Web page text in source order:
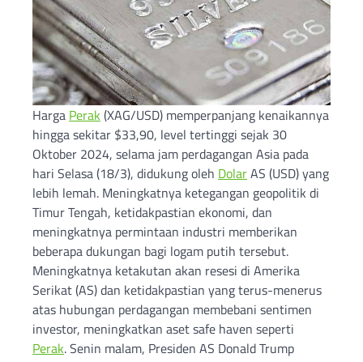
Harga Perak (XAG/USD) memperpanjang kenaikannya
hingga sekitar $33,90, level tertinggi sejak 30
Oktober 2024, selama jam perdagangan Asia pada
hari Selasa (18/3), didukung oleh DolarAS (USD) yang
lebih lemah. Meningkatnya ketegangan geopolitik di
Timur Tengah, ketidakpastian ekonomi, dan
meningkatnya permintaan industri memberikan
beberapa dukungan bagi logam putih tersebut.
Meningkatnya ketakutan akan resesi di Amerika
Serikat (AS) dan ketidakpastian yang terus-menerus
atas hubungan perdagangan membebani sentimen
investor, meningkatkan aset safe haven seperti
Perak. Senin malam, Presiden AS Donald Trump